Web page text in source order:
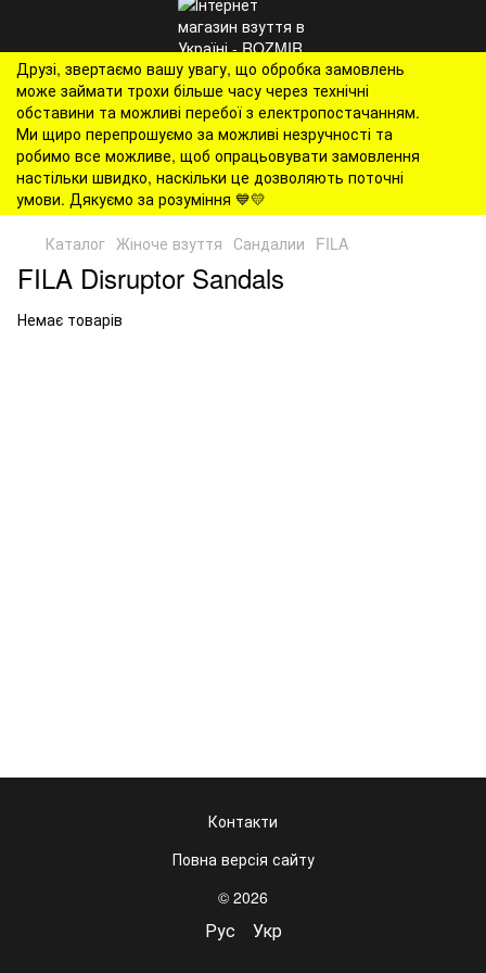
Друзі, звертаємо вашу увагу, що обробка замовлень
може займати трохи більше часу через технічні
обставини та можливі перебої з електропостачанням.
Ми щиро перепрошуємо за можливі незручності та
робимо все можливе, щоб опрацьовувати замовлення
настільки швидко, наскільки це дозволяють поточні
умови. Дякуємо за розуміння 💙💛
Каталог Жіноче взуття Сандалии FILA
FILA Disruptor Sandals
Немає товарів
Контакти
Повна версія сайту
© 2026
Рус Укр